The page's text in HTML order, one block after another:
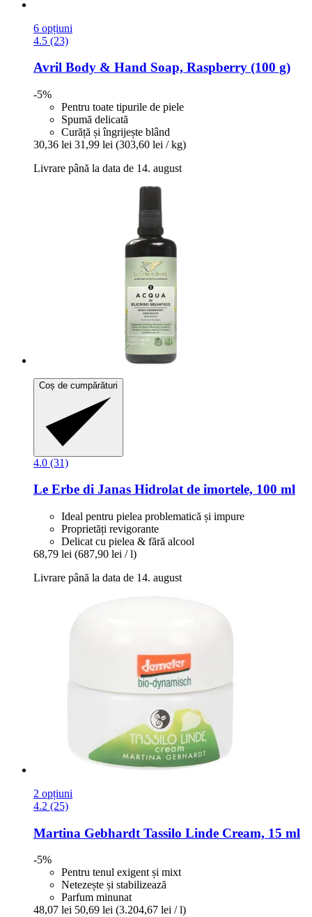
6 opțiuni
4.5 (23)
Avril Body & Hand Soap, Raspberry (100 g)
-5%
Pentru toate tipurile de piele
Spumă delicată
Curăță și îngrijește blând
30,36 lei 31,99 lei (303,60 lei / kg)
Livrare până la data de 14. august
Coș de cumpărături
4.0 (31)
Le Erbe di Janas Hidrolat de imortele, 100 ml
Ideal pentru pielea problematică și impure
Proprietăți revigorante
Delicat cu pielea & fără alcool
68,79 lei (687,90 lei / l)
Livrare până la data de 14. august
2 opțiuni
4.2 (25)
Martina Gebhardt Tassilo Linde Cream, 15 ml
-5%
Pentru tenul exigent și mixt
Netezește și stabilizează
Parfum minunat
48,07 lei 50,69 lei (3.204,67 lei / l)